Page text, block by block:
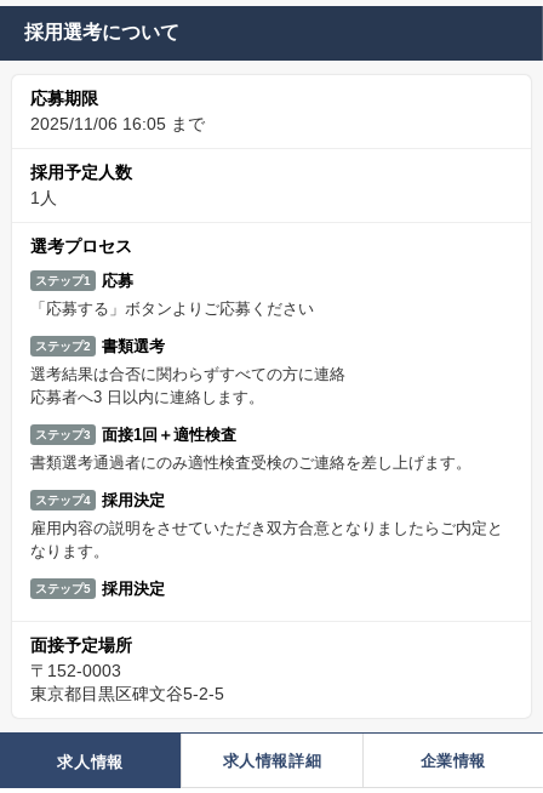
採用選考について
応募期限
2025/11/06 16:05 まで
採用予定人数
1人
選考プロセス
ステップ1
応募
「応募する」ボタンよりご応募ください
ステップ2
書類選考
選考結果は合否に関わらずすべての方に連絡
応募者へ3 日以内に連絡します。
ステップ3
面接1回＋適性検査
書類選考通過者にのみ適性検査受検のご連絡を差し上げます。
ステップ4
採用決定
雇用内容の説明をさせていただき双方合意となりましたらご内定と
なります。
ステップ5 採用決定
面接予定場所
〒152-0003
東京都目黒区碑文谷5-2-5
求人情報 求人情報詳細 企業情報